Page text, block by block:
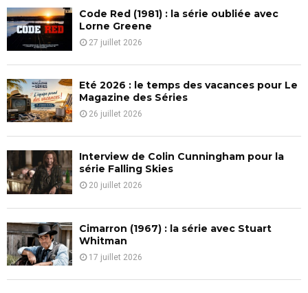
f
o
r
:
C
H
Code Red (1981) : la série oubliée avec
Lorne Greene
27 juillet 2026
Eté 2026 : le temps des vacances pour Le
Magazine des Séries
26 juillet 2026
Interview de Colin Cunningham pour la
série Falling Skies
20 juillet 2026
Cimarron (1967) : la série avec Stuart
Whitman
17 juillet 2026